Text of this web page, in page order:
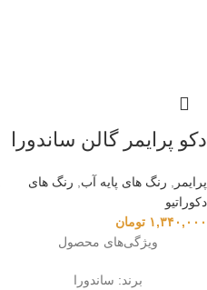
دکو‌ پرایمر گالن ساندورا
پرایمر رنگ‌ های پایه آب
رنگ های
دکوراتیو
۱,۳۴۰,۰۰۰ تومان
ویژگی‌های محصول
برند: ساندورا